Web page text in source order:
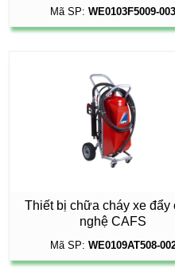
Mã SP:WE0103F5009-
Thiết bị chữa cháy xe đẩy
nghệ CAFS
Mã SP: WE0109AT508-